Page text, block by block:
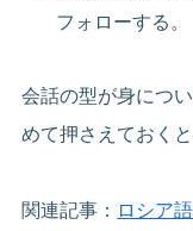
フォローする。
会話の型が身につ
めて押さえておく
関連記事： ロシア